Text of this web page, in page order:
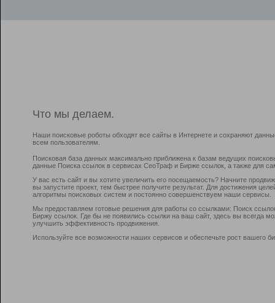
Что мы делаем.
Наши поисковые роботы обходят все сайты в Интернете и сохраняют
всем пользователям.
Поисковая база данных максимально приближена к базам ведущих
данные Поиска ссылок в сервисах СеоТраф и Бирже ссылок, а также для
У вас есть сайт и вы хотите увеличить его посещаемость? Начните
вы запустите проект, тем быстрее получите результат. Для достижения
алгоритмы поисковых систем и постоянно совершенствуем наши сервисы.
Мы предоставляем готовые решения для работы со ссылками: Поиск
Биржу ссылок. Где бы не появились ссылки на ваш сайт, здесь вы всегда
улучшить эффективность продвижения.
Используйте все возможности наших сервисов и обеспечьте рост вашего